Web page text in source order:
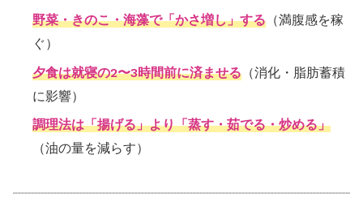
野菜・きのこ・海藻で「かさ増し」する （満腹感を稼
ぐ）
夕食は就寝の2〜3時間前に済ませる （消化・脂肪蓄積
に影響）
調理法は「揚げる」より「蒸す・茹でる・炒める」
（油の量を減らす）